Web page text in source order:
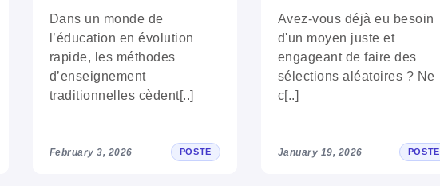
Dans un monde de
l’éducation en évolution
rapide, les méthodes
d’enseignement
traditionnelles cèdent[..]
February 3, 2026 POSTE
Avez-vous déjà eu besoin
d'un moyen juste et
engageant de faire des
sélections aléatoires ? Ne
c[..]
January 19, 2026 POSTE